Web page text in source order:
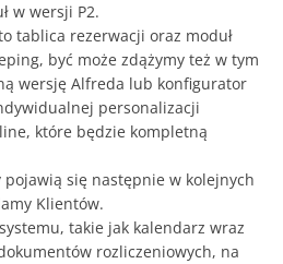
w wersji P2.
tablica rezerwacji oraz moduł
być może zdążymy też w tym
wersję Alfreda lub konfigurator
personalizacji
które będzie kompletną
pojawią się następnie w kolejnych
Klientów.
takie jak kalendarz wraz
rozliczeniowych, na